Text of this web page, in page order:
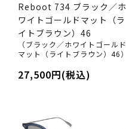
Reboot 734 ブラック／ホ
ワイトゴールドマット（ラ
イトブラウン）46
（ブラック／ホワイトゴールド
マット（ライトブラウン）46）
27,500円(税込)